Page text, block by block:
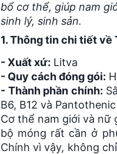
bổ cơ thể, giúp nam
sinh lý, sinh sản.
1. Thông tin chi tiết về
- Xuất xứ: Litva
- Quy cách đóng gói:
- Thành phần chính:
B6, B12 và
Cơ thể nam giới và nữ
bộ móng rất cần ở
Chính vì vậy, không